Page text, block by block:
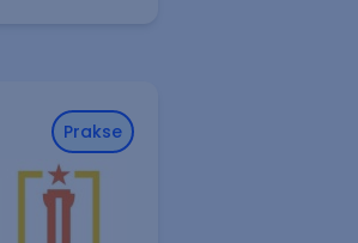
Prakse